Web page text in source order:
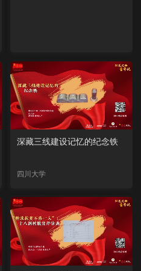
深藏三线建设记忆的纪念铁
四川大学